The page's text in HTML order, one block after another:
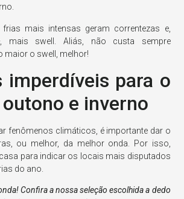
mais intensas geram correntezas e,
mais swell. Aliás, não custa sempre
maior o swell, melhor!
imperdíveis para o
e inverno
fenômenos climáticos, é importante dar o
ou melhor, da melhor onda. Por isso,
para indicar os locais mais disputados
do ano.
Confira a nossa seleção escolhida a dedo